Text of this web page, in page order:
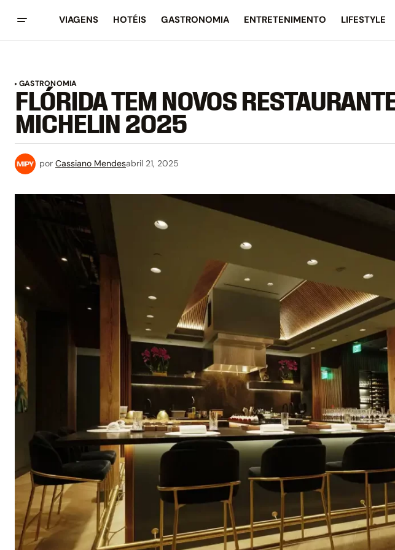
VIAGENS HOTÉIS GASTRONOMIA ENTRETENIMENTO LIFESTYLE
GASTRONOMIA
FLÓRIDA TEM NOVOS
MICHELIN 2025
por Cassiano Mendesabril 21, 2025